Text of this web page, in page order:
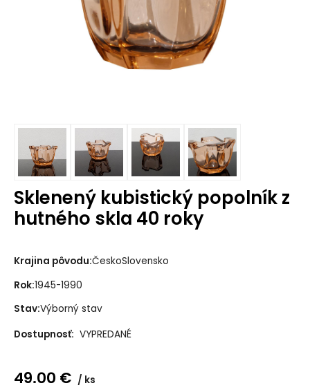
Sklenený kubistický popolník z
hutného skla 40 roky
Krajina pôvodu:ČeskoSlovensko
Rok:1945-1990
Stav:Výborný stav
Dostupnosť: VYPREDANÉ
49.00 € ks